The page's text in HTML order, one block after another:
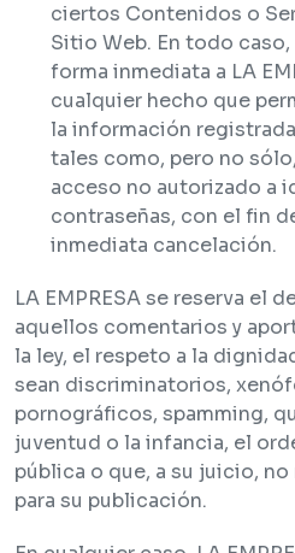
ciertos Contenidos o
Sitio Web. En todo
forma inmediata a LA
cualquier hecho que
la información
tales como, pero no
acceso no autorizado a
contraseñas, con el fin
inmediata cancelación.
LA EMPRESA se reserva el
aquellos comentarios y
la ley, el respeto a la
sean discriminatorios,
pornográficos, spamming,
juventud o la infancia, el
pública o que, a su juicio,
para su publicación.